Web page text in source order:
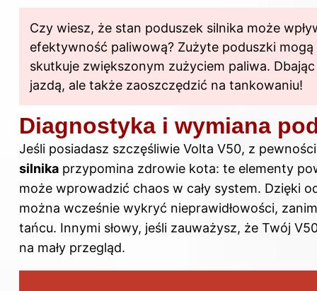
Czy wiesz, że stan poduszek silnika może
efektywność paliwową? Zużyte poduszki
skutkuje zwiększonym zużyciem paliwa.
jazdą, ale także zaoszczędzić na tankowaniu!
Diagnostyka i wymiana
Jeśli posiadasz szczęśliwie Volta V50, z
silnika przypomina zdrowie kota: te elementy
może wprowadzić chaos w cały system. Dzięki
można wcześnie wykryć nieprawidłowości,
tańcu. Innymi słowy, jeśli zauważysz, że Twój
na mały przegląd.